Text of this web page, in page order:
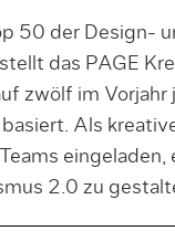
50 der Design-
das PAGE
zwölf im Vorjahr
Als
eingeladen,
2.0 zu